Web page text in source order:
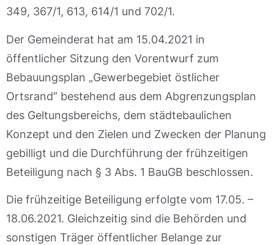
349, 367/1, 613, 614/1 und 702/1.
Der Gemeinderat hat am 15.04.2021 in
öffentlicher Sitzung den Vorentwurf zum
Bebauungsplan „Gewerbegebiet östlicher
Ortsrand“ bestehend aus dem Abgrenzungsplan
des Geltungsbereichs, dem städtebaulichen
Konzept und den Zielen und Zwecken der Planung
gebilligt und die Durchführung der frühzeitigen
Beteiligung nach § 3 Abs. 1 BauGB beschlossen.
Die frühzeitige Beteiligung erfolgte vom 17.05. –
18.06.2021. Gleichzeitig sind die Behörden und
sonstigen Träger öffentlicher Belange zur